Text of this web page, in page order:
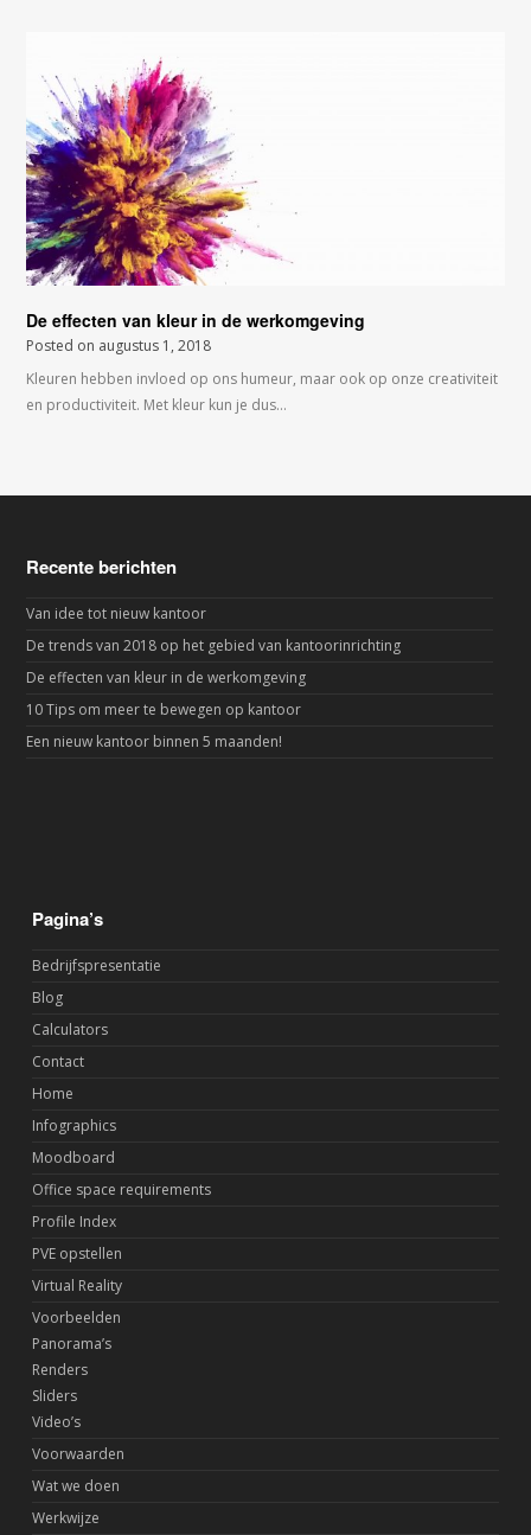
De effecten van kleur in de werkomgeving
Posted on augustus 1, 2018
Kleuren hebben invloed op ons humeur, maar ook op onze creativiteit
en productiviteit. Met kleur kun je dus…
Recente berichten
Van idee tot nieuw kantoor
De trends van 2018 op het gebied van kantoorinrichting
De effecten van kleur in de werkomgeving
10 Tips om meer te bewegen op kantoor
Een nieuw kantoor binnen 5 maanden!
Pagina’s
Bedrijfspresentatie
Blog
Calculators
Contact
Home
Infographics
Moodboard
Office space requirements
Profile Index
PVE opstellen
Virtual Reality
Voorbeelden
Panorama’s
Renders
Sliders
Video’s
Voorwaarden
Wat we doen
Werkwijze